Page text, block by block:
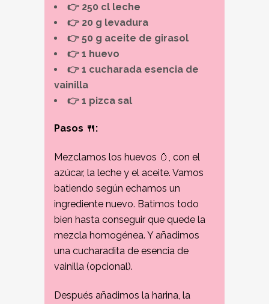
👉 250 cl leche
👉 20 g levadura
👉 50 g aceite de girasol
👉 1 huevo
👉 1 cucharada esencia de
vainilla
👉 1 pizca sal
Pasos 🍴:
Mezclamos los huevos 🥚, con el
azúcar, la leche y el aceite. Vamos
batiendo según echamos un
ingrediente nuevo. Batimos todo
bien hasta conseguir que quede la
mezcla homogénea. Y añadimos
una cucharadita de esencia de
vainilla (opcional).
Después añadimos la harina, la